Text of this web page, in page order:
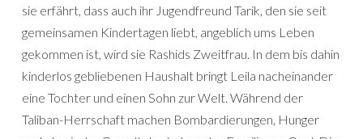
sie erfährt, dass auch ihr Jugendfreund Tarik, den sie seit
gemeinsamen Kindertagen liebt, angeblich ums Leben
gekommen ist, wird sie Rashids Zweitfrau. In dem bis dahin
kinderlos gebliebenen Haushalt bringt Leila nacheinander
eine Tochter und einen Sohn zur Welt. Während der
Taliban-Herrschaft machen Bombardierungen, Hunger